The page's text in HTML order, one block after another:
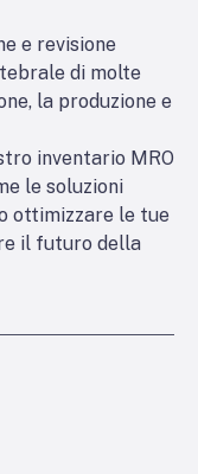
e revisione
di molte
la produzione e
inventario MRO
le soluzioni
ottimizzare le tue
il futuro della